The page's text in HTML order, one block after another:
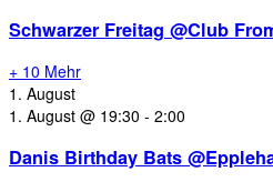
Schwarzer Freitag @Club
+ 10 Mehr
1. August
1. August @ 19:30 - 2:00
Danis Birthday Bats